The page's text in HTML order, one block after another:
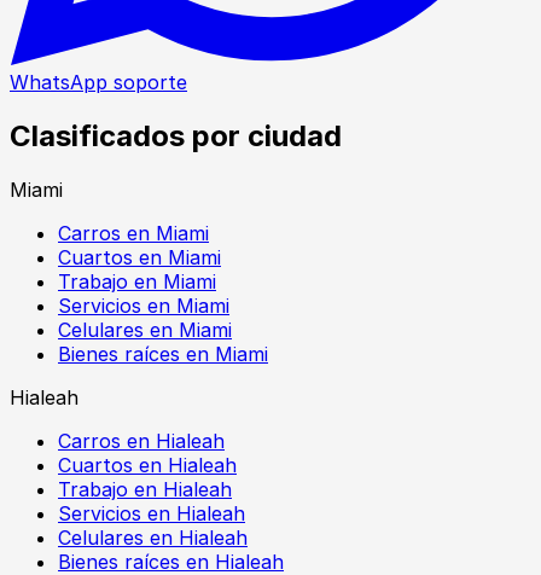
WhatsApp soporte
Clasificados por ciudad
Miami
Carros en Miami
Cuartos en Miami
Trabajo en Miami
Servicios en Miami
Celulares en Miami
Bienes raíces en Miami
Hialeah
Carros en Hialeah
Cuartos en Hialeah
Trabajo en Hialeah
Servicios en Hialeah
Celulares en Hialeah
Bienes raíces en Hialeah